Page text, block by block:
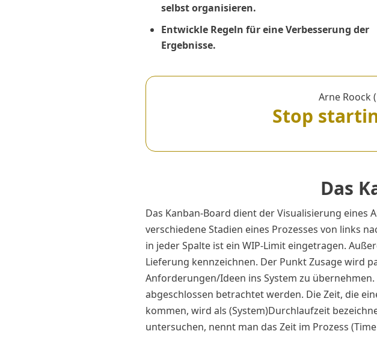
selbst organisieren.
Entwickle Regeln für eine Verbesserung der
Ergebnisse.
Arne Roock
Stop
Das
Das Kanban-Board dient der Visualisierung
verschiedene Stadien eines Prozesses von links
in jeder Spalte ist ein WIP-Limit eingetragen.
Lieferung kennzeichnen. Der Punkt Zusage wird
Anforderungen/Ideen ins System zu
abgeschlossen betrachtet werden. Die Zeit, die
kommen, wird als (System)Durchlaufzeit
untersuchen, nennt man das Zeit im Prozess